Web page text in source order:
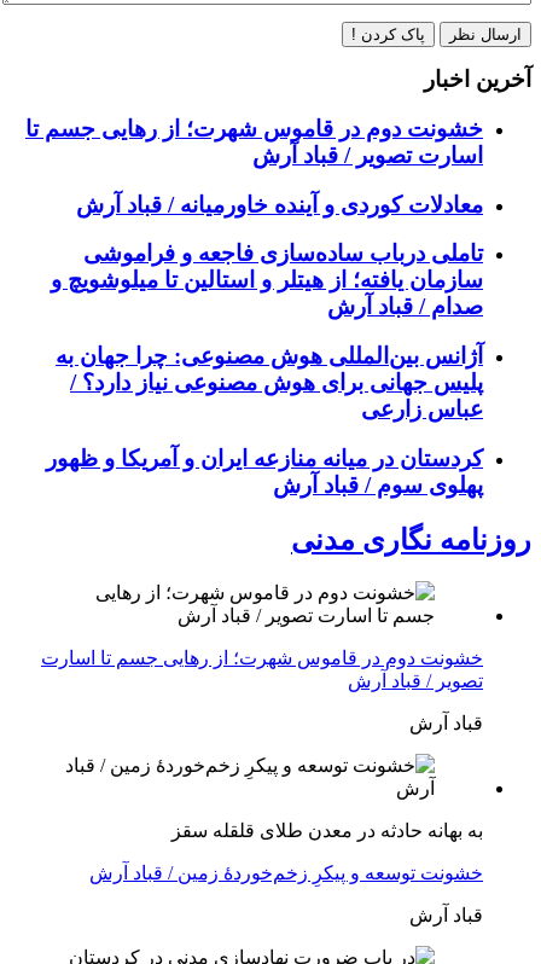
ارسال نظر پاک کردن !
آخرین اخبار
خشونت دوم در قاموس شهرت؛ از رهایی جسم تا
اسارت تصویر / قباد آرش
معادلات کوردی و آینده خاورمیانه / قباد آرش
تاملی درباب سادەسازی فاجعە و فراموشی
سازمان یافتە؛ از هیتلر و استالین تا میلوشویچ و
صدام / قباد آرش
آژانس بین‌المللی هوش مصنوعی: چرا جهان به
پلیس جهانی برای هوش مصنوعی نیاز دارد؟ /
عباس زارعی
کردستان در میانه منازعە ایران و آمریکا و ظهور
پهلوی سوم / قباد آرش
روزنامه نگاری مدنی
خشونت دوم در قاموس شهرت؛ از رهایی جسم تا اسارت
تصویر / قباد آرش
قباد آرش
بە بهانه حادثە در معدن طلای قلقله سقز
خشونت توسعه و پیکرِ زخم‌خوردهٔ زمین / قباد آرش
قباد آرش